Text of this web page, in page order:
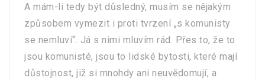
A mám-li tedy být důsledný, musím se nějakým
způsobem vymezit i proti tvrzení „s komunisty
se nemluví“. Já s nimi mluvím rád. Přes to, že to
jsou komunisté, jsou to lidské bytosti, které mají
důstojnost, již si mnohdy ani neuvědomují, a